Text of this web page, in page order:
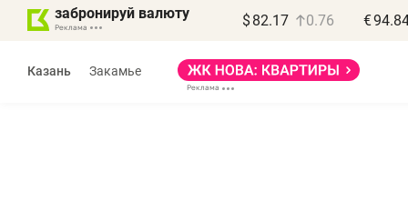
забронируй валюту $ 82.17 0.76 €
Казань Закамье